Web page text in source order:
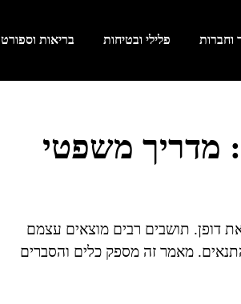
וחברות פלילי ובטיחות בריאות וספורט
מדריך משפטי
דופן. תושבים רבים מוצאים עצמם
מאמר זה מספק כלים והסברים